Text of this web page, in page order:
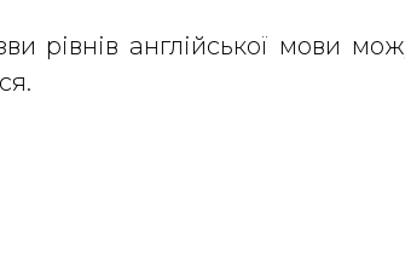
рівнів англійської мови